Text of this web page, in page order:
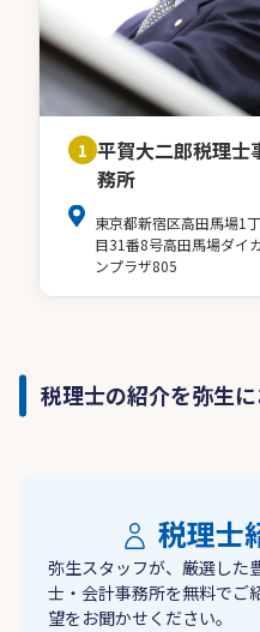
1 平賀大二郎税理士
務所
東京都新宿区高田馬場1丁
目31番8号高田馬場ダイカ
ンプラザ805
税理士の紹介を弥生
税理士
弥生スタッフが、厳選した
士・会計事務所を無料でご
望をお聞かせください。